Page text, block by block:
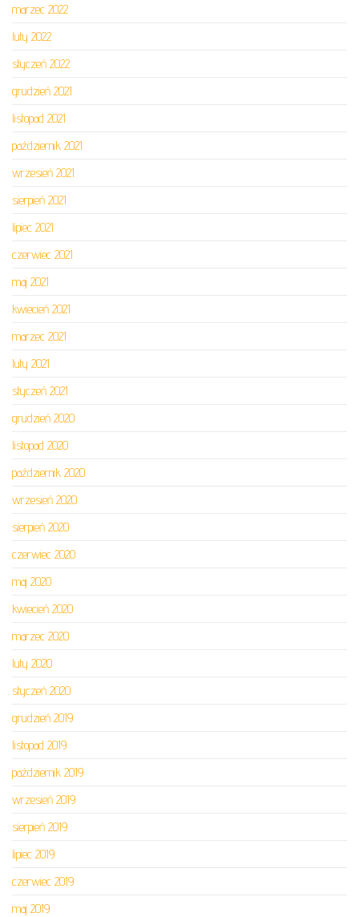
marzec 2022
luty 2022
styczeń 2022
grudzień 2021
listopad 2021
październik 2021
wrzesień 2021
sierpień 2021
lipiec 2021
czerwiec 2021
maj 2021
kwiecień 2021
marzec 2021
luty 2021
styczeń 2021
grudzień 2020
listopad 2020
październik 2020
wrzesień 2020
sierpień 2020
czerwiec 2020
maj 2020
kwiecień 2020
marzec 2020
luty 2020
styczeń 2020
grudzień 2019
listopad 2019
październik 2019
wrzesień 2019
sierpień 2019
lipiec 2019
czerwiec 2019
maj 2019